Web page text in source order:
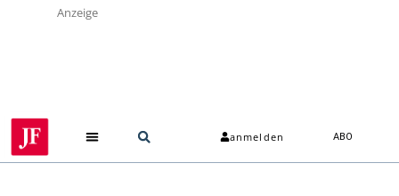
Anzeige
anmelden ABO